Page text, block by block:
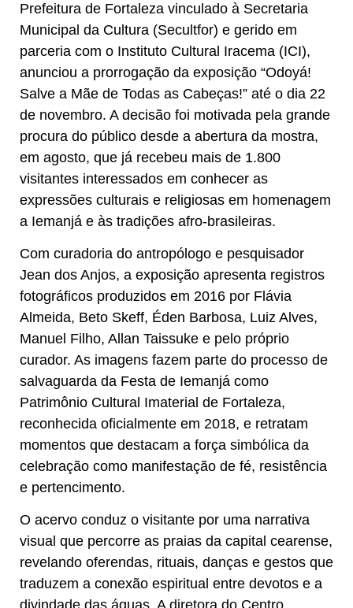
Prefeitura de Fortaleza vinculado à Secretaria
Municipal da Cultura (Secultfor) e gerido em
parceria com o Instituto Cultural Iracema (ICI),
anunciou a prorrogação da exposição “Odoyá!
Salve a Mãe de Todas as Cabeças!” até o dia 22
de novembro. A decisão foi motivada pela grande
procura do público desde a abertura da mostra,
em agosto, que já recebeu mais de 1.800
visitantes interessados em conhecer as
expressões culturais e religiosas em homenagem
a Iemanjá e às tradições afro-brasileiras.
Com curadoria do antropólogo e pesquisador
Jean dos Anjos, a exposição apresenta registros
fotográficos produzidos em 2016 por Flávia
Almeida, Beto Skeff, Éden Barbosa, Luiz Alves,
Manuel Filho, Allan Taissuke e pelo próprio
curador. As imagens fazem parte do processo de
salvaguarda da Festa de Iemanjá como
Patrimônio Cultural Imaterial de Fortaleza,
reconhecida oficialmente em 2018, e retratam
momentos que destacam a força simbólica da
celebração como manifestação de fé, resistência
e pertencimento.
O acervo conduz o visitante por uma narrativa
visual que percorre as praias da capital cearense,
revelando oferendas, rituais, danças e gestos que
traduzem a conexão espiritual entre devotos e a